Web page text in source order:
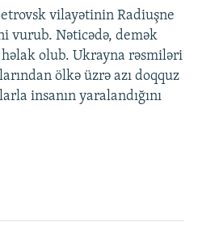
vilayətinin Radiuşne
vurub. Nəticədə, demək
olub. Ukrayna rəsmiləri
ölkə üzrə azı doqquz
insanın yaralandığını